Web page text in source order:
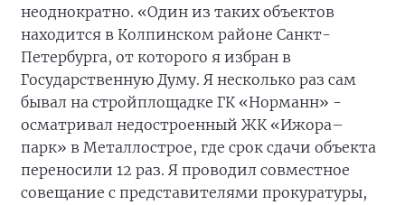
неоднократно. «Один из таких объектов
находится в Колпинском районе Санкт-
Петербурга, от которого я избран в
Государственную Думу. Я несколько раз сам
бывал на стройплощадке ГК «Норманн» -
осматривал недостроенный ЖК «Ижора–
парк» в Металлострое, где срок сдачи объекта
переносили 12 раз. Я проводил совместное
совещание с представителями прокуратуры,